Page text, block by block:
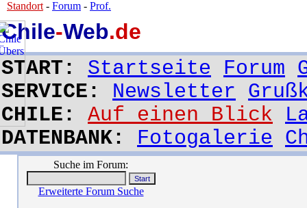
Chile-Web.de
START: Startseite Forum
SERVICE: Newsletter
CHILE: Auf einen Blick
DATENBANK: Fotogalerie
Standort - Forum - Prof.
Suche im Forum:
Erweiterte Forum Suche